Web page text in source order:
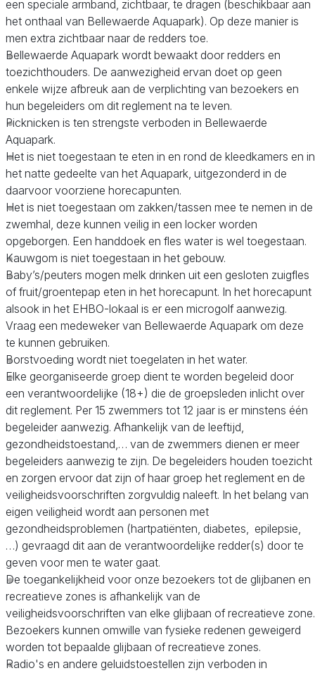
een speciale armband, zichtbaar, te dragen (beschikbaar aan
het onthaal van Bellewaerde Aquapark). Op deze manier is
men extra zichtbaar naar de redders toe.
Bellewaerde Aquapark wordt bewaakt door redders en
toezichthouders. De aanwezigheid ervan doet op geen
enkele wijze afbreuk aan de verplichting van bezoekers en
hun begeleiders om dit reglement na te leven.
Picknicken is ten strengste verboden in Bellewaerde
Aquapark.
Het is niet toegestaan te eten in en rond de kleedkamers en in
het natte gedeelte van het Aquapark, uitgezonderd in de
daarvoor voorziene horecapunten.
Het is niet toegestaan om zakken/tassen mee te nemen in de
zwemhal, deze kunnen veilig in een locker worden
opgeborgen. Een handdoek en fles water is wel toegestaan.
Kauwgom is niet toegestaan in het gebouw.
Baby’s/peuters mogen melk drinken uit een gesloten zuigfles
of fruit/groentepap eten in het horecapunt. In het horecapunt
alsook in het EHBO-lokaal is er een microgolf aanwezig.
Vraag een medeweker van Bellewaerde Aquapark om deze
te kunnen gebruiken.
Borstvoeding wordt niet toegelaten in het water.
Elke georganiseerde groep dient te worden begeleid door
een verantwoordelijke (18+) die de groepsleden inlicht over
dit reglement. Per 15 zwemmers tot 12 jaar is er minstens één
begeleider aanwezig. Afhankelijk van de leeftijd,
gezondheidstoestand,… van de zwemmers dienen er meer
begeleiders aanwezig te zijn. De begeleiders houden toezicht
en zorgen ervoor dat zijn of haar groep het reglement en de
veiligheidsvoorschriften zorgvuldig naleeft. In het belang van
eigen veiligheid wordt aan personen met
gezondheidsproblemen (hartpatiënten, diabetes, epilepsie,
…) gevraagd dit aan de verantwoordelijke redder(s) door te
geven voor men te water gaat.
De toegankelijkheid voor onze bezoekers tot de glijbanen en
recreatieve zones is afhankelijk van de
veiligheidsvoorschriften van elke glijbaan of recreatieve zone.
Bezoekers kunnen omwille van fysieke redenen geweigerd
worden tot bepaalde glijbaan of recreatieve zones.
Radio's en andere geluidstoestellen zijn verboden in